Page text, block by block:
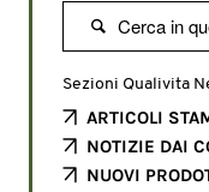

Sezioni Qualivita
ARTICOLI
NOTIZIE DAI
NUOVI